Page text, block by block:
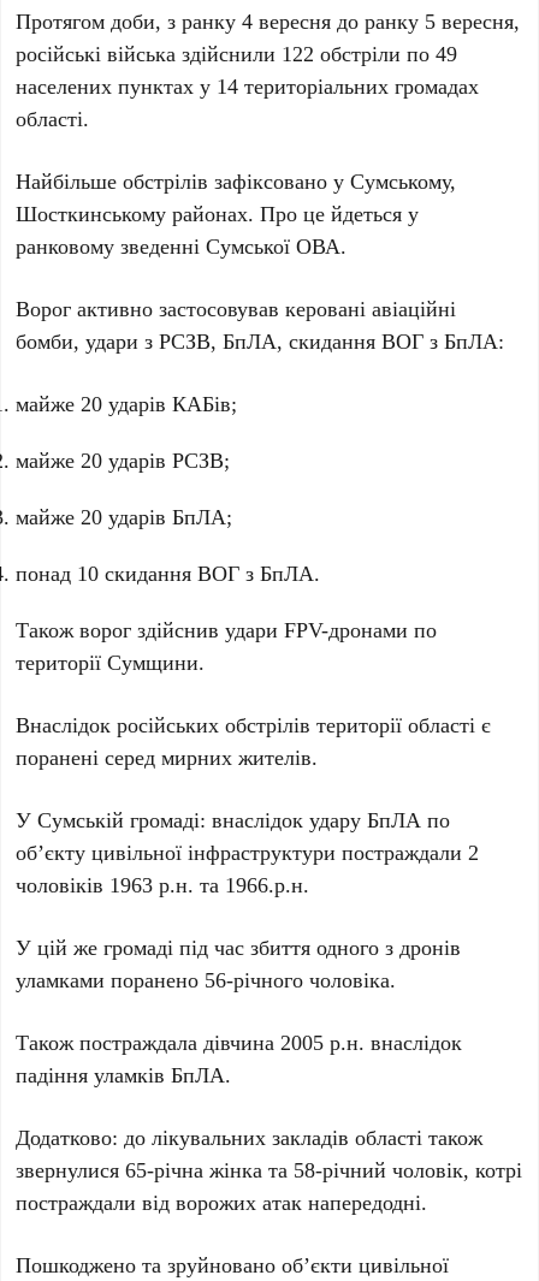
Протягом доби, з ранку 4 вересня до ранку 5 вересня,
російські війська здійснили 122 обстріли по 49
населених пунктах у 14 територіальних громадах
області.
Найбільше обстрілів зафіксовано у Сумському,
Шосткинському районах. Про це йдеться у
ранковому зведенні Сумської ОВА.
Ворог активно застосовував керовані авіаційні
бомби, удари з РСЗВ, БпЛА, скидання ВОГ з БпЛА:
майже 20 ударів КАБів;
майже 20 ударів РСЗВ;
майже 20 ударів БпЛА;
понад 10 скидання ВОГ з БпЛА.
Також ворог здійснив удари FPV-дронами по
території Сумщини.
Внаслідок російських обстрілів території області є
поранені серед мирних жителів.
У Сумській громаді: внаслідок удару БпЛА по
об’єкту цивільної інфраструктури постраждали 2
чоловіків 1963 р.н. та 1966.р.н.
У цій же громаді під час збиття одного з дронів
уламками поранено 56-річного чоловіка.
Також постраждала дівчина 2005 р.н. внаслідок
падіння уламків БпЛА.
Додатково: до лікувальних закладів області також
звернулися 65-річна жінка та 58-річний чоловік, котрі
постраждали від ворожих атак напередодні.
Пошкоджено та зруйновано об’єкти цивільної